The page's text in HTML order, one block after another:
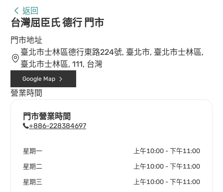
返回
台灣屈臣氏 德行 門市
門市地址
臺北市士林區德行東路224號, 臺北市, 臺北市士林區,
臺北市士林區, 111, 台灣
Google Map
營業時間
門市營業時間
+886-228384697
星期一 上午10:00 - 下午11:00
星期二 上午10:00 - 下午11:00
星期三 上午10:00 - 下午11:00